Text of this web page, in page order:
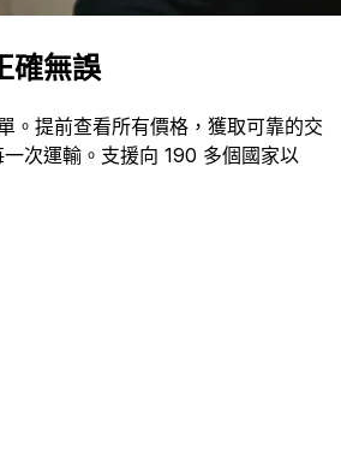
確無誤
。提前查看所有價格，獲取可靠的交
次運輸。支援向 190 多個國家以